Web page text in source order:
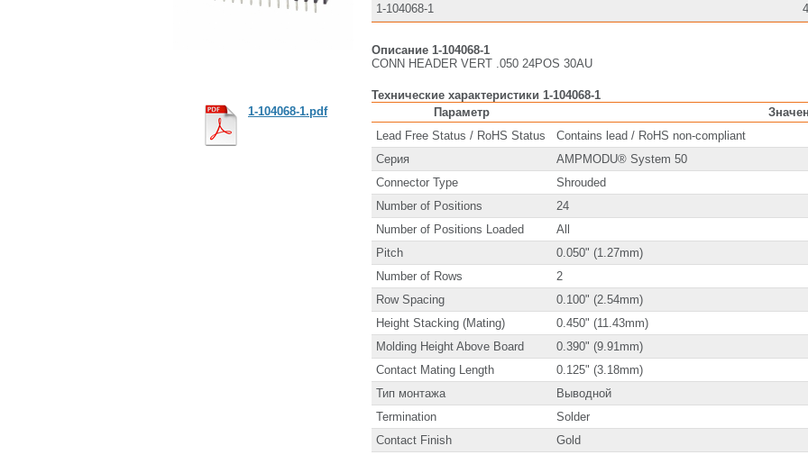
1-104068-1
4
Описание 1-104068-1
CONN HEADER VERT .050 24POS 30AU
Технические характеристики 1-104068-1
Параметр
Lead Free Status / RoHS Status
Contains lead / RoHS non-compliant
Серия
AMPMODU® System 50
Connector Type
Shrouded
Number of Positions
24
Number of Positions Loaded
All
Pitch
0.050" (1.27mm)
Number of Rows
2
Row Spacing
0.100" (2.54mm)
Height Stacking (Mating)
0.450" (11.43mm)
Molding Height Above Board
0.390" (9.91mm)
Contact Mating Length
0.125" (3.18mm)
Тип монтажа
Выводной
Termination
Solder
Contact Finish
Gold
1-104068-1.pdf